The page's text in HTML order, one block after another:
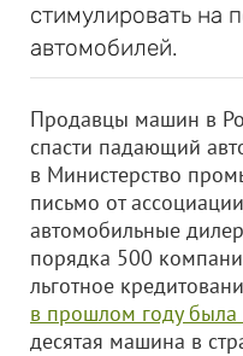
стимулировать на
автомобилей.
Продавцы машин в
спасти падающий
в Министерство
письмо от
автомобильные
порядка 500
льготное
в прошлом году была
десятая машина в